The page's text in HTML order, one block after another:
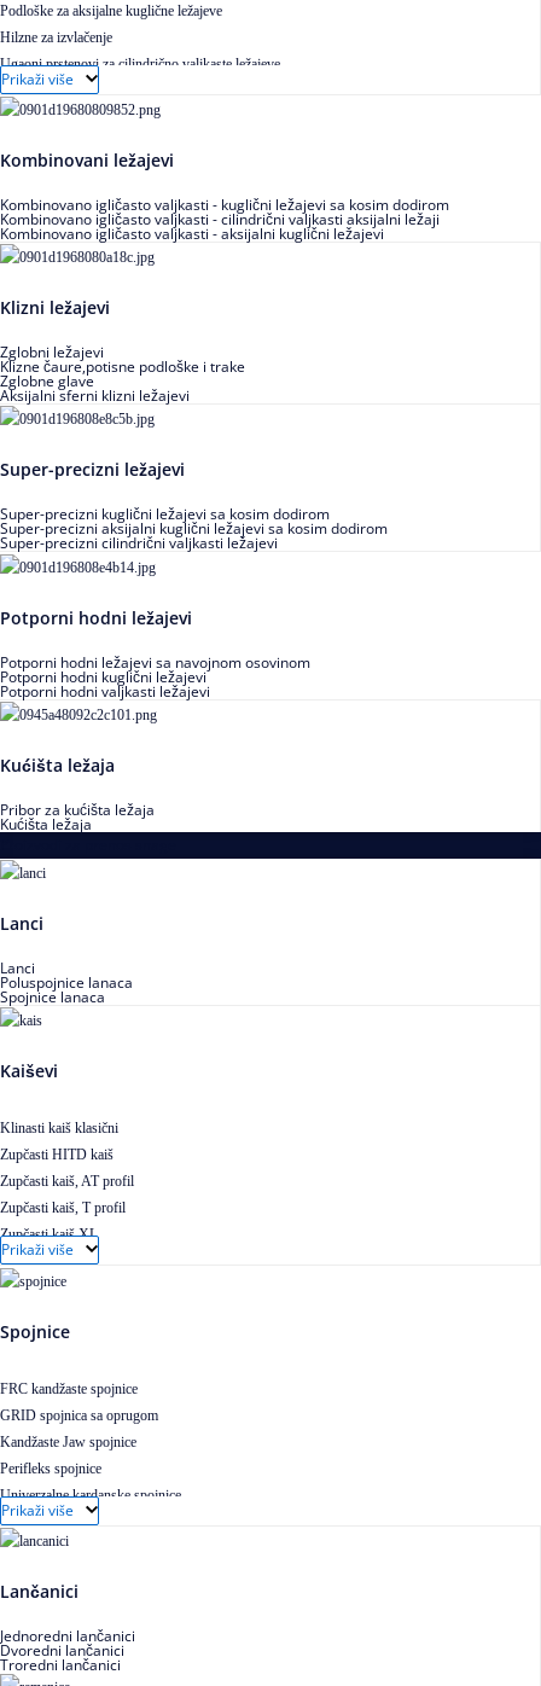
Podloške za aksijalne kuglične ležajeve
Hilzne za izvlačenje
Ugaoni prstenovi za cilindrično valjkaste ležajeve
Prikaži više
Kombinovani ležajevi
Kombinovano igličasto valjkasti - kuglični ležajevi sa kosim dodirom
Kombinovano igličasto valjkasti - cilindrični valjkasti aksijalni ležaji
Kombinovano igličasto valjkasti - aksijalni kuglični ležajevi
Klizni ležajevi
Zglobni ležajevi
Klizne čaure,potisne podloške i trake
Zglobne glave
Aksijalni sferni klizni ležajevi
Super-precizni ležajevi
Super-precizni kuglični ležajevi sa kosim dodirom
Super-precizni aksijalni kuglični ležajevi sa kosim dodirom
Super-precizni cilindrični valjkasti ležajevi
Potporni hodni ležajevi
Potporni hodni ležajevi sa navojnom osovinom
Potporni hodni kuglični ležajevi
Potporni hodni valjkasti ležajevi
Kućišta ležaja
Pribor za kućišta ležaja
Kućišta ležaja
Lanci
Lanci
Poluspojnice lanaca
Spojnice lanaca
Kaiševi
Klinasti kaiš klasični
Zupčasti HITD kaiš
Zupčasti kaiš, AT profil
Zupčasti kaiš, T profil
Zupčasti kaiš XL
Zupčasti STD kaiš
Uskoprofilno klinasto remenje
Uskoprofilno klinasto remenje XP extra power
Prikaži više
Spojnice
FRC kandžaste spojnice
GRID spojnica sa oprugom
Kandžaste Jaw spojnice
Perifleks spojnice
Univerzalne kardanske spojnice
Zupčaste spojnice
Prikaži više
Lančanici
Jednoredni lančanici
Dvoredni lančanici
Troredni lančanici